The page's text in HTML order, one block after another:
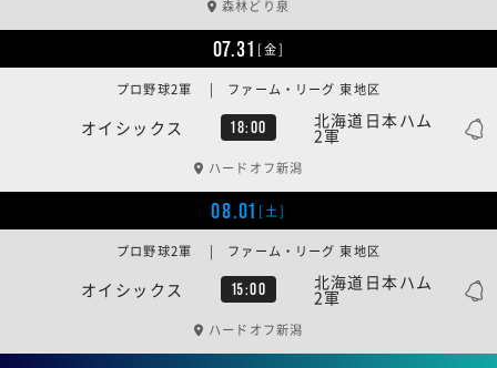
森林どり泉
07.31 [金]
オイシックス 18:00 北海道日本ハム
2軍
プロ野球2軍 | ファーム・リーグ 東地区
ハードオフ新潟
08.01 [土]
オイシックス 15:00 北海道日本ハム
2軍
プロ野球2軍 | ファーム・リーグ 東地区
ハードオフ新潟